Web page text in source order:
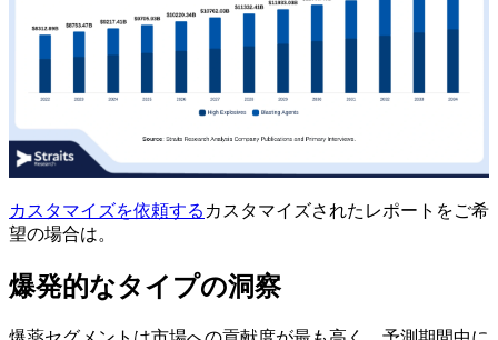
カスタマイズを依頼する カスタマイズされたレポートをご希
望の場合は。
爆発的なタイプの洞察